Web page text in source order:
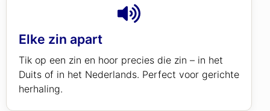
Elke zin apart
Tik op een zin en hoor precies die zin – in het
Duits of in het Nederlands. Perfect voor gerichte
herhaling.